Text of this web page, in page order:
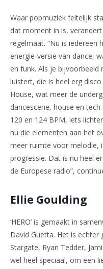
Waar popmuziek feitelijk
dat moment in is,
regelmaat. “Nu is iedereen
energie-versie van dance,
en funk. Als je bijvoorbeeld
luistert, die is heel erg
House, wat meer de
dancescene, house en
120 en 124 BPM, iets
nu die elementen aan het
meer ruimte voor melodie,
progressie. Dat is nu heel
de Europese radio”,
Ellie Goulding
‘HERO’ is gemaakt in
David Guetta. Het is echter
Stargate, Ryan Tedder,
wel heel speciaal, om een